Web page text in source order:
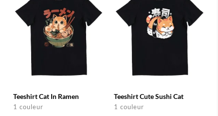
Teeshirt Cat In Ramen
1 couleur
Teeshirt Cute Sushi Cat
1 couleur